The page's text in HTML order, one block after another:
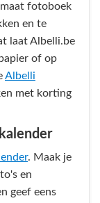
fotoboek
en te
laat Albelli.be
of op
Albelli
met korting
. Maak je
en
geef eens